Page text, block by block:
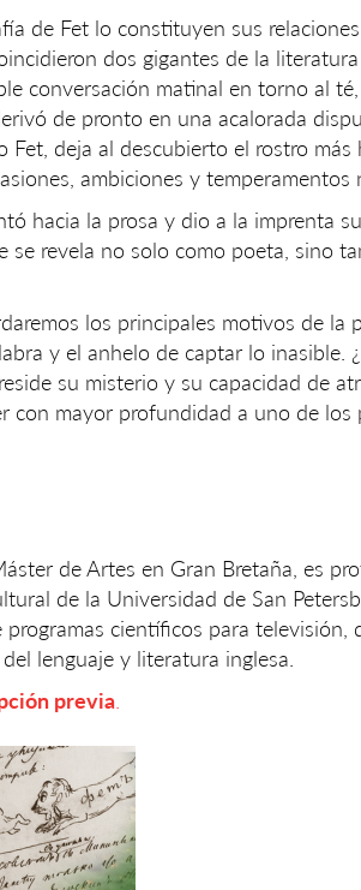
de Fet lo constituyen sus
dos gigantes de la
conversación matinal en torno al
de pronto en una acalorada
Fet, deja al descubierto el rostro
ambiciones y temperamentos
hacia la prosa y dio a la imprenta
se revela no solo como poeta, sino
los principales motivos de la
y el anhelo de captar lo inasible.
su misterio y su capacidad de
con mayor profundidad a uno de
de Artes en Gran Bretaña, es
de la Universidad de San
científicos para televisión,
lenguaje y literatura inglesa.
previa